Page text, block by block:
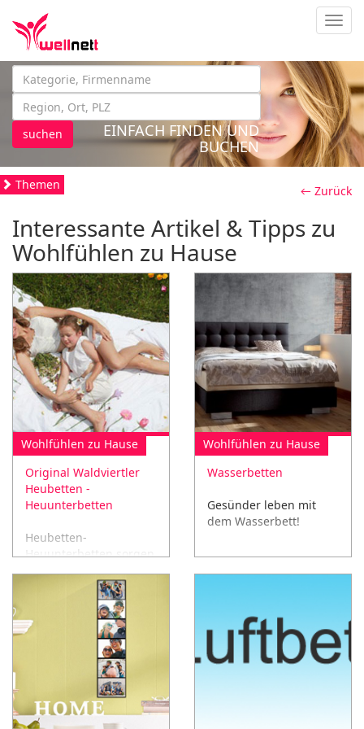
suchen
EINFACH FINDEN UND
BUCHEN
Themen ← Zurück
Interessante Artikel & Tipps zu
Wohlfühlen zu Hause
Wohlfühlen zu Hause
Original Waldviertler
Heubetten -
Heuunterbetten
Heubetten-
Heuunterbetten sorgen
für einen tiefen
erholsamen Schlaf
sowie Linderung bei:
Schlafstörungen,
Kopfschmerzen, uvm...
Wohlfühlen zu Hause
Wasserbetten
Gesünder leben mit
dem Wasserbett!